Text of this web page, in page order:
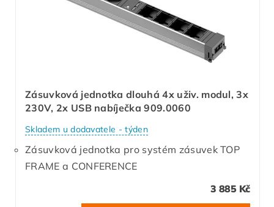
Zásuvková jednotka dlouhá 4x uživ. modul, 3x
230V, 2x USB nabíječka 909.0060
Skladem u dodavatele - týden
Zásuvková jednotka pro systém zásuvek TOP
FRAME a CONFERENCE
3 885 Kč